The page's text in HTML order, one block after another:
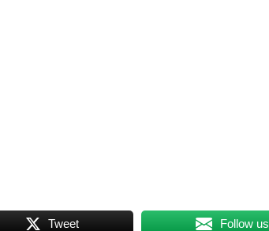
Tweet Follow us